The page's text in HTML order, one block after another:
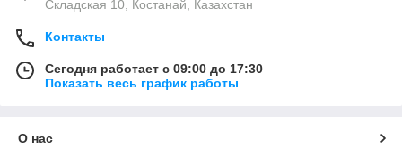
Складская 10, Костанай, Казахстан
Контакты
Сегодня работает с 09:00 до 17:30
Показать весь график работы
О нас